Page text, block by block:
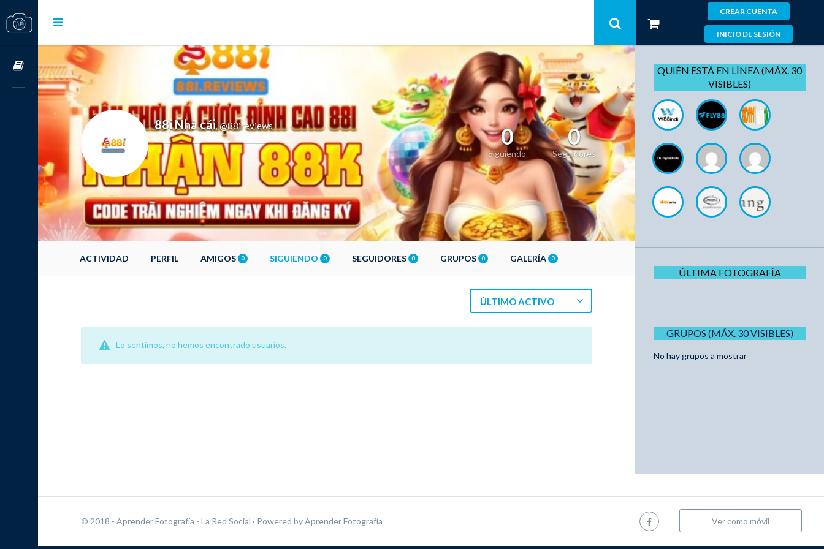
CREAR CUENTA
INICIO DE SESIÓN
Cursos OnLine
88i Nhà cái,@88ireviews 0
Siguiendo
0
Seguidores
ACTIVIDAD PERFIL AMIGOS 0 SIGUIENDO 0 SEGUIDORES 0 GRUPOS 0 GALERÍA 0
ÚLTIMO ACTIVO
Lo sentimos, no hemos encontrado usuarios.
QUIÉN ESTÁ EN LÍNEA (MÁX. 30
VISIBLES)
ÚLTIMA FOTOGRAFÍA
GRUPOS (MÁX. 30 VISIBLES)
No hay grupos a mostrar
© 2018 - Aprender Fotografía - La Red Social · Powered byAprender Fotografía